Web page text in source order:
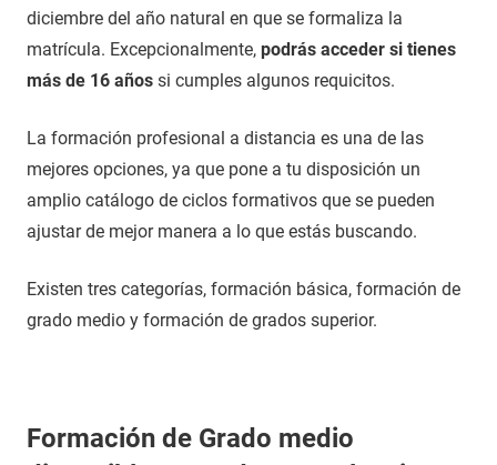
diciembre del año natural en que se formaliza la
matrícula. Excepcionalmente, podrás acceder si tienes
más de 16 años si cumples algunos requicitos.
La formación profesional a distancia es una de las
mejores opciones, ya que pone a tu disposición un
amplio catálogo de ciclos formativos que se pueden
ajustar de mejor manera a lo que estás buscando.
Existen tres categorías, formación básica, formación de
grado medio y formación de grados superior.
Formación de Grado medio